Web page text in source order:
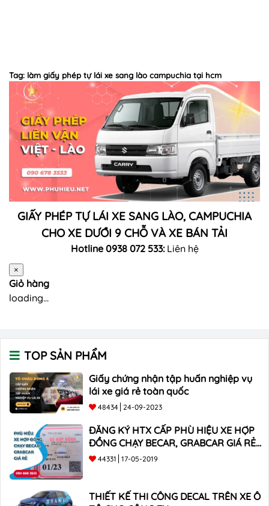
Tag: làm giấy phép tự lái xe sang lào campuchia tại hcm
GIẤY PHÉP TỰ LÁI XE SANG LÀO, CAMPUCHIA
CHO XE DƯỚI 9 CHỖ VÀ XE BÁN TẢI
Hotline 0938 072 533: Liên hệ
×
Giỏ hàng
loading...
TOP SẢN PHẨM
Giấy chứng nhận tập huấn nghiệp vụ
lái xe giá rẻ toàn quốc
48434 24-09-2023
ĐĂNG KÝ HTX CẤP PHÙ HIỆU XE HỢP
ĐỒNG CHẠY BECAR, GRABCAR GIÁ RẺ
NHẤT
44331 17-05-2019
THIẾT KẾ THI CÔNG DECAL TRÊN XE Ô